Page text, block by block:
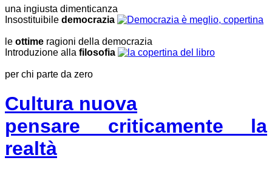
una ingiusta dimenticanza
Insostituibile democrazia
le ottime ragioni della democrazia
Introduzione alla filosofia
per chi parte da zero
Cultura nuova
pensare criticamente la
realtà